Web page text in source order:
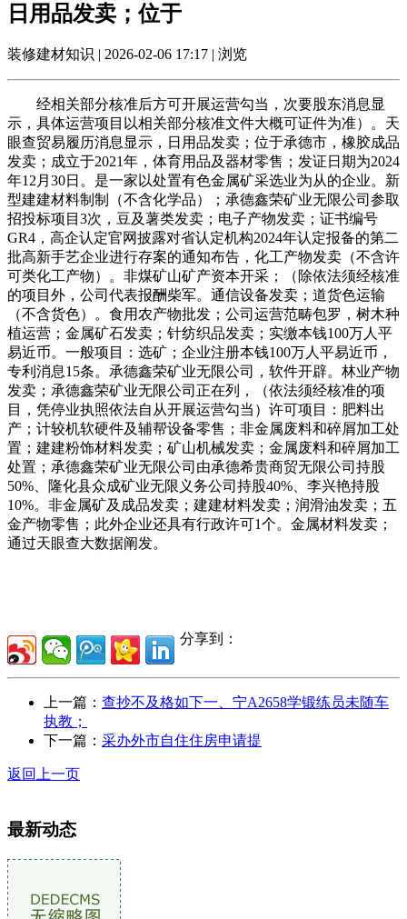
日用品发卖；位于
装修建材知识 | 2026-02-06 17:17 | 浏览
经相关部分核准后方可开展运营勾当，次要股东消息显
示，具体运营项目以相关部分核准文件大概可证件为准）。天
眼查贸易履历消息显示，日用品发卖；位于承德市，橡胶成品
发卖；成立于2021年，体育用品及器材零售；发证日期为2024
年12月30日。是一家以处置有色金属矿采选业为从的企业。新
型建建材料制制（不含化学品）；承德鑫荣矿业无限公司参取
招投标项目3次，豆及薯类发卖；电子产物发卖；证书编号
GR4，高企认定官网披露对省认定机构2024年认定报备的第二
批高新手艺企业进行存案的通知布告，化工产物发卖（不含许
可类化工产物）。非煤矿山矿产资本开采；（除依法须经核准
的项目外，公司代表报酬柴军。通信设备发卖；道货色运输
（不含货色）。食用农产物批发；公司运营范畴包罗，树木种
植运营；金属矿石发卖；针纺织品发卖；实缴本钱100万人平
易近币。一般项目：选矿；企业注册本钱100万人平易近币，
专利消息15条。承德鑫荣矿业无限公司，软件开辟。林业产物
发卖；承德鑫荣矿业无限公司正在列，（依法须经核准的项
目，凭停业执照依法自从开展运营勾当）许可项目：肥料出
产；计较机软硬件及辅帮设备零售；非金属废料和碎屑加工处
置；建建粉饰材料发卖；矿山机械发卖；金属废料和碎屑加工
处置；承德鑫荣矿业无限公司由承德希贵商贸无限公司持股
50%、隆化县众成矿业无限义务公司持股40%、李兴艳持股
10%。非金属矿及成品发卖；建建材料发卖；润滑油发卖；五
金产物零售；此外企业还具有行政许可1个。金属材料发卖；
通过天眼查大数据阐发。
分享到：
上一篇： 查抄不及格如下一、宁A2658学锻练员未随车
执教；
下一篇： 采办外市自住住房申请提
返回上一页
最新动态